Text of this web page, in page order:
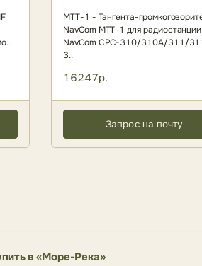
МТТ-1 - Тангента-
NavCom МТТ-1 для радиостанции
NavCom СРC-310/310А/311/
3..
16247р.
Запрос на почту
в «Море-Река»